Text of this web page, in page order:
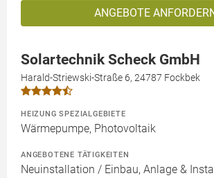
ANGEBOTE
Solartechnik Scheck GmbH
Harald-Striewski-Straße 6, 24787 Fockbek
HEIZUNG SPEZIALGEBIETE
Wärmepumpe, Photovoltaik
ANGEBOTENE TÄTIGKEITEN
Neuinstallation / Einbau, Anlage &